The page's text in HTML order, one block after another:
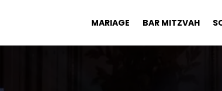
MARIAGE BAR MITZVAH